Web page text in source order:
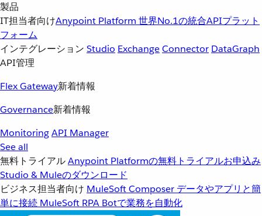
製品
IT担当者向けAnypoint Platform 世界No.1の統合APIプラット
フォーム
インテグレーション Studio ExchangeConnector DataGraph
API管理
Flex Gateway新着情報
Governance新着情報
MonitoringAPI Manager
See all
無料トライアルAnypoint Platformの無料トライアルお申込み
Studio & Muleのダウンロード
ビジネス担当者向け MuleSoft Composer データやアプリと簡
単に接続 MuleSoft RPA Botで業務を自動化